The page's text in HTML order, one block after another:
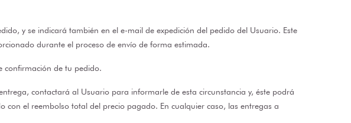
y se indicará también en el e-mail de expedición del pedido del Usuario. Este
durante el proceso de envío de forma estimada.
confirmación de tu pedido.
contactará al Usuario para informarle de esta circunstancia y, éste podrá
el reembolso total del precio pagado. En cualquier caso, las entregas a